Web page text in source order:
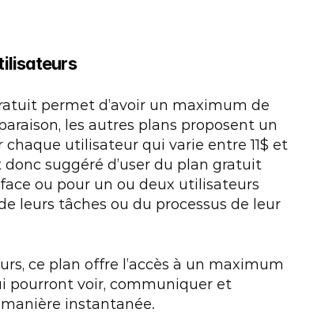
permet d’avoir un maximum de
les autres plans proposent un
utilisateur qui varie entre 11$ et
suggéré d’user du plan gratuit
ou pour un ou deux utilisateurs
leurs tâches ou du processus de leur
ce plan offre l’accès à un maximum
pourront voir, communiquer et
instantanée.